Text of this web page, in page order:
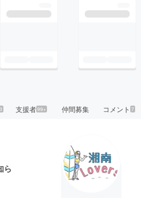
3 支援者99+ 仲間募集 コメント7
ら